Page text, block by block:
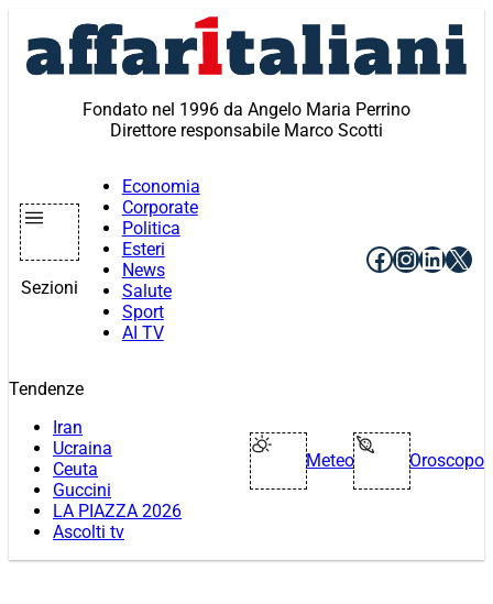
contenuto
Fondato nel 1996 da Angelo Maria Perrino
Direttore responsabile Marco Scotti
Sezioni
Economia
Corporate
Politica
Esteri
News
Salute
Sport
AI TV
Facebook
X
Tendenze
Iran
Ucraina
Ceuta
Guccini
LA PIAZZA 2026
Ascolti tv
Meteo Oroscopo